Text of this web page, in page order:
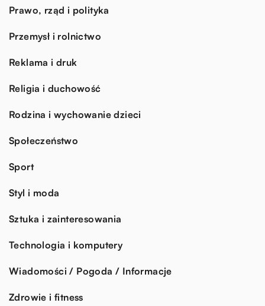
Prawo, rząd i polityka
Przemysł i rolnictwo
Reklama i druk
Religia i duchowość
Rodzina i wychowanie dzieci
Społeczeństwo
Sport
Styl i moda
Sztuka i zainteresowania
Technologia i komputery
Wiadomości / Pogoda / Informacje
Zdrowie i fitness